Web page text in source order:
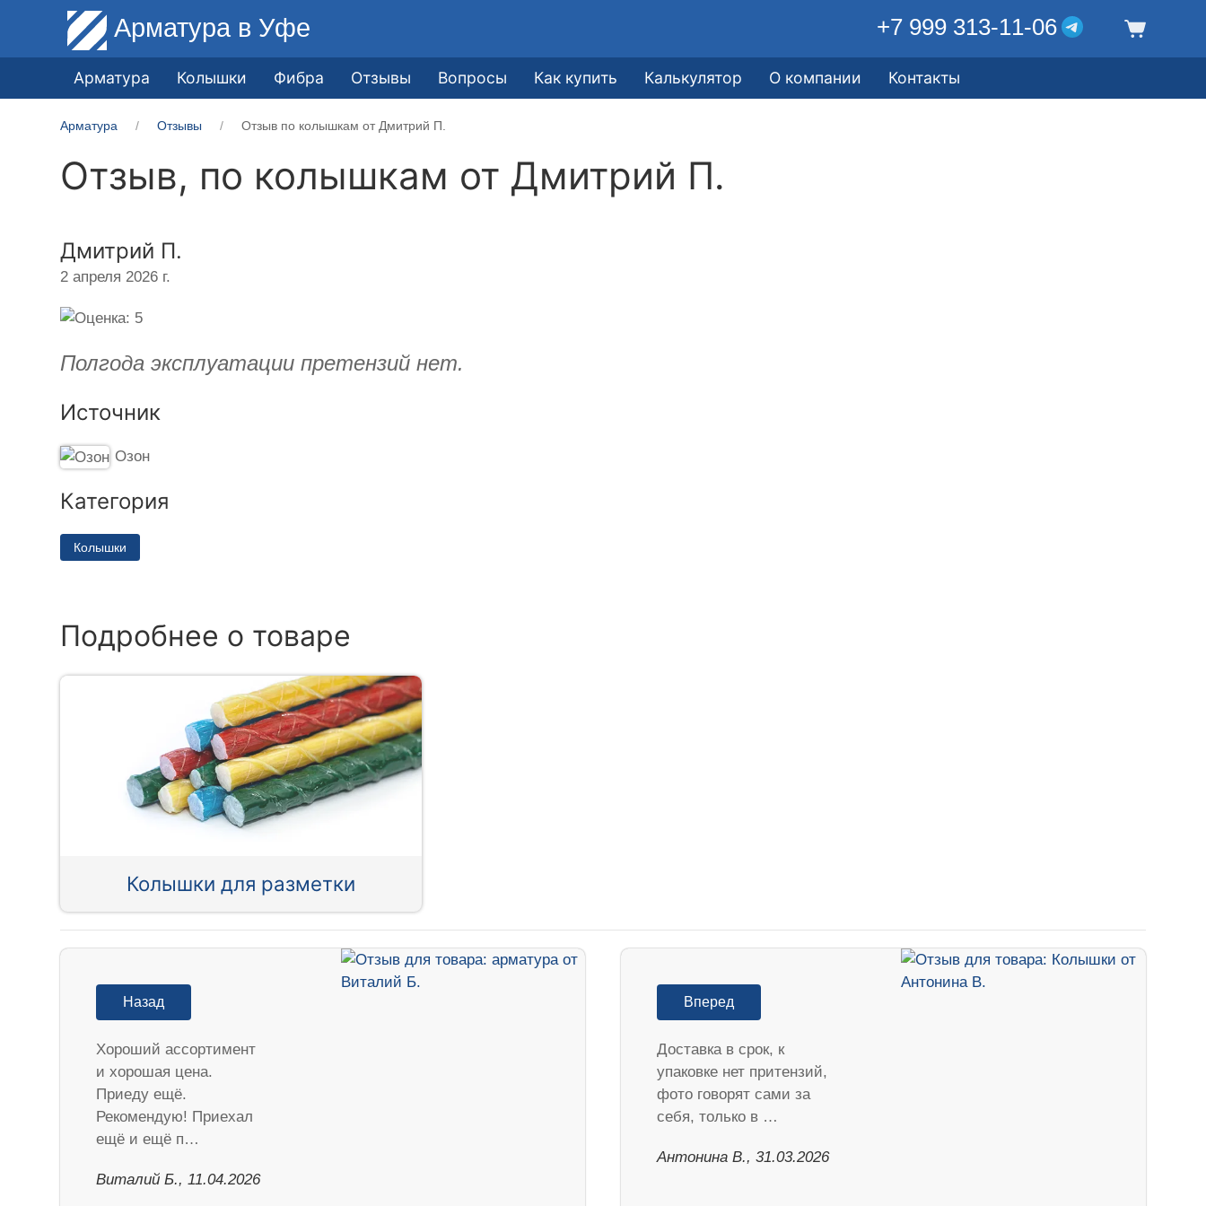
Арматура в Уфе +7 999 313-11-06
Арматура Колышки Фибра Отзывы Вопросы Как купить Калькулятор О компании Контакты
Арматура Отзывы Отзыв по колышкам от Дмитрий П.
Отзыв, по колышкам от Дмитрий П.
Дмитрий П.
2 апреля 2026 г.
Полгода эксплуатации претензий нет.
Источник
Озон
Категория
Колышки
Подробнее о товаре
Колышки для разметки
Назад
Хороший ассортимент
и хорошая цена.
Приеду ещё.
Рекомендую! Приехал
ещё и ещё п…
Виталий Б., 11.04.2026
Вперед
Доставка в срок, к
упаковке нет притензий,
фото говорят сами за
себя, только в …
Антонина В., 31.03.2026